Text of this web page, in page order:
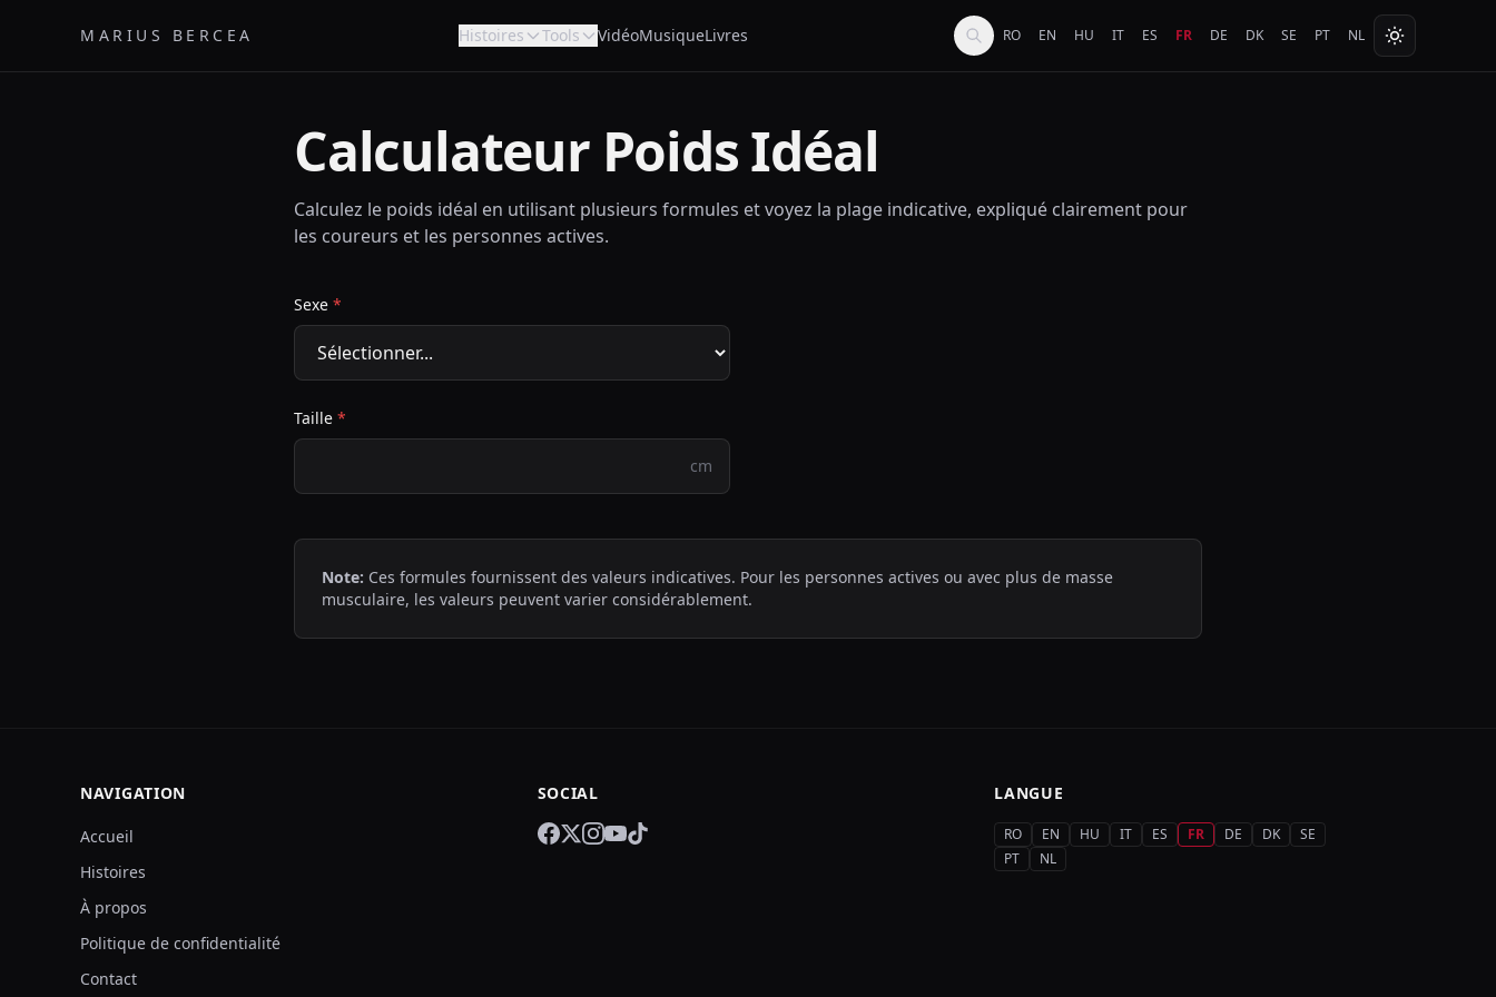
MARIUS BERCEA Histoires Tools VidéoMusiqueLivres RO EN HU IT ES FR DE DK SE PT NL
Calculateur Poids Idéal
Calculez le poids idéal en utilisant plusieurs formules et voyez la plage indicative, expliqué clairement pour
les coureurs et les personnes actives.
Sexe *
Taille *
cm
Note: Ces formules fournissent des valeurs indicatives. Pour les personnes actives ou avec plus de masse
musculaire, les valeurs peuvent varier considérablement.
NAVIGATION
Accueil
Histoires
À propos
Politique de confidentialité
Contact
SOCIAL LANGUE
RO EN HU IT ES FR DE DK
SE
PT
NL